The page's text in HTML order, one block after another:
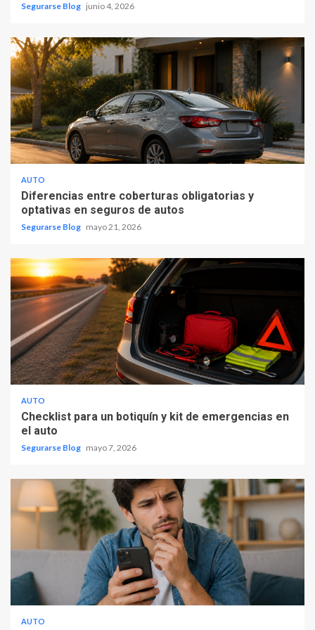
Segurarse Blog junio 4, 2026
AUTO
Diferencias entre coberturas obligatorias y
optativas en seguros de autos
Segurarse Blog mayo 21, 2026
AUTO
Checklist para un botiquín y kit de emergencias en
el auto
Segurarse Blog mayo 7, 2026
AUTO